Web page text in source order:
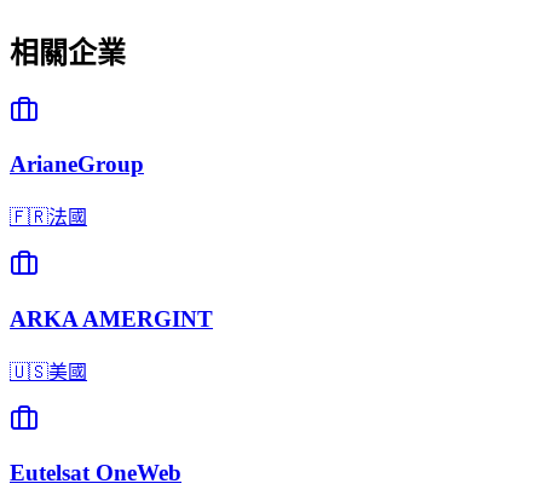
相關企業
ArianeGroup
🇫🇷法國
ARKA AMERGINT
🇺🇸美國
Eutelsat OneWeb